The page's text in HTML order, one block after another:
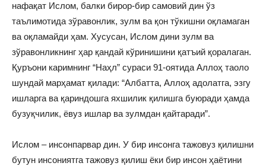
нафақат Ислом, балки бирор-бир самовий дин ўз
таълимотида зўравонлик, зулм ва қон тўкишни оқламаган
ва оқламайди ҳам. Хусусан, Ислом дини зулм ва
зўравонликнинг ҳар қандай кўринишини қатъий қоралаган.
Қуръони каримнинг “Наҳл” сураси 91-оятида Аллоҳ таоло
шундай марҳамат қилади: “Албатта, Аллоҳ адолатга, эзгу
ишларга ва қариндошга яхшилик қилишга буюради ҳамда
бузуқчилик, ёвуз ишлар ва зулмдан қайтаради”.
Ислом – инсонпарвар дин. У бир инсонга тажовуз қилишни
бутун инсониятга тажовуз қилиш ёки бир инсон ҳаётини